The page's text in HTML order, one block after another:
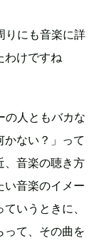
りにも音楽に詳
わけですね
の人ともバカな
ない？」って
、音楽の聴き方
い音楽のイメー
いうときに、
って、その曲を